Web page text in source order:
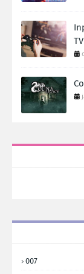
007